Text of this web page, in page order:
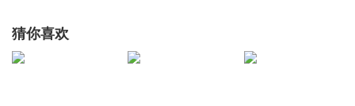
猜你喜欢